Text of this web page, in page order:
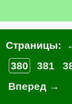
Страницы:
380
381
Вперед →